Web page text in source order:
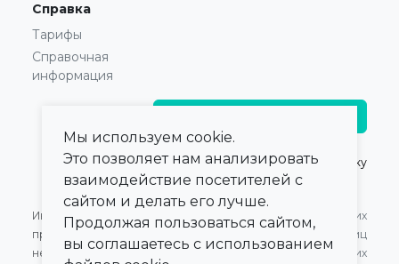
Справка
Тарифы
Справочная
информация
© 2021 — 2026,ПроКлинику
Информация,
представленная на сайте,
не может быть
Оферта для Юридических
лиц
Оферта для Физических
Мы используем cookie.
Это позволяет нам анализировать
взаимодействие посетителей с
сайтом и делать его лучше.
Продолжая пользоваться сайтом,
вы соглашаетесь с использованием